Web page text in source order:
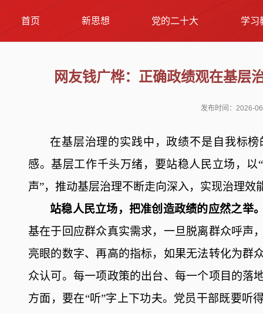
首页 新思想 党的二十大 学习
网友钱广桦：正确政绩观在基层
发布时间：2026-
在基层治理的实践中，政绩不是自我标
感。基层工作千头万绪，要站稳人民立场，以
声”，推动基层治理不断走向深入，实现治理效
站稳人民立场，把准创造政绩的应然之举
基在于回应群众真实需求，一旦脱离群众呼声
亮眼的数字、再高的指标，如果无法转化为群
众认可。每一项政策的出台、每一个项目的落
方面，要在“听”字上下功夫。党员干部既要听